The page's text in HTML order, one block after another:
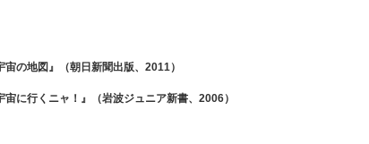
宙の地図』（朝日新聞出版、2011）
宙に行くニャ！』（岩波ジュニア新書、2006）